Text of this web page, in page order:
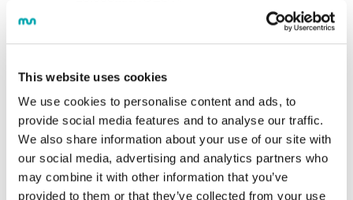
This website uses cookies
We use cookies to personalise content and ads, to
provide social media features and to analyse our traffic.
We also share information about your use of our site with
our social media, advertising and analytics partners who
may combine it with other information that you’ve
provided to them or that they’ve collected from your use
Propioa, Basque Culinary Centerrek emana
Produktua, Teknika eta Sormena
Kontsultak eta informazio gehiago nahi izanez
gero, sakatu hemen